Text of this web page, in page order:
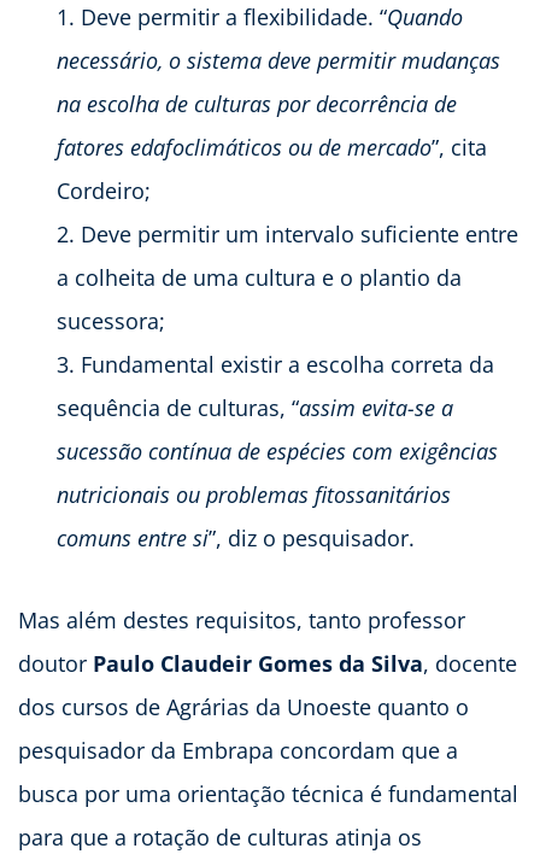
Deve permitir a flexibilidade. “Quando
necessário, o sistema deve permitir mudanças
na escolha de culturas por decorrência de
fatores edafoclimáticos ou de mercado”, cita
Cordeiro;
Deve permitir um intervalo suficiente entre
a colheita de uma cultura e o plantio da
sucessora;
Fundamental existir a escolha correta da
sequência de culturas, “assim evita-se a
sucessão contínua de espécies com exigências
nutricionais ou problemas fitossanitários
comuns entre si”, diz o pesquisador.
Mas além destes requisitos, tanto professor
doutor Paulo Claudeir Gomes da Silva, docente
dos cursos de Agrárias da Unoeste quanto o
pesquisador da Embrapa concordam que a
busca por uma orientação técnica é fundamental
para que a rotação de culturas atinja os